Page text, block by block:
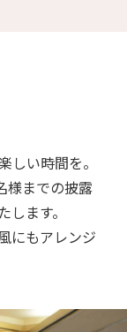
しい時間を。
様までの披露
ます。
にもアレンジ